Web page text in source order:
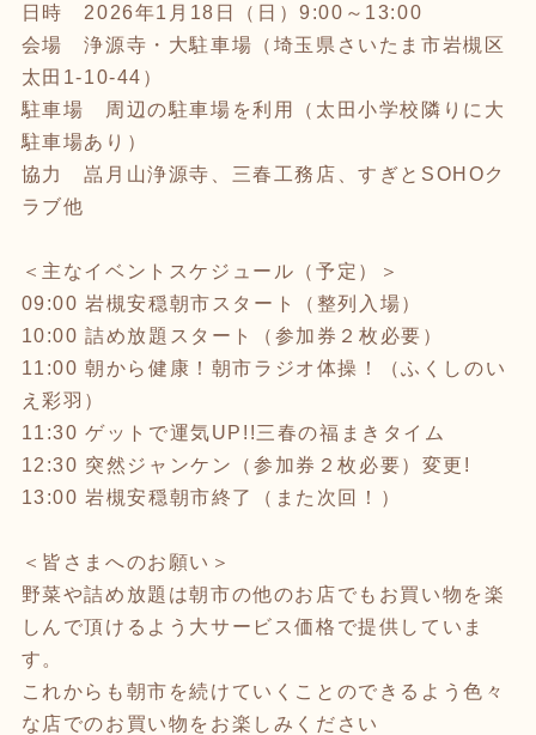
日時 2026年1月18日（日）9:00～13:00
会場 浄源寺・大駐車場（埼玉県さいたま市岩槻区
太田1-10-44）
駐車場 周辺の駐車場を利用（太田小学校隣りに大
駐車場あり）
協力 嵓月山浄源寺、三春工務店、すぎとSOHOク
ラブ他
＜主なイベントスケジュール（予定）＞
09:00 岩槻安穏朝市スタート（整列入場）
10:00 詰め放題スタート（参加券２枚必要）
11:00 朝から健康！朝市ラジオ体操！（ふくしのい
え彩羽）
11:30 ゲットで運気UP!!三春の福まきタイム
12:30 突然ジャンケン（参加券２枚必要）変更!
13:00 岩槻安穏朝市終了（また次回！）
＜皆さまへのお願い＞
野菜や詰め放題は朝市の他のお店でもお買い物を楽
しんで頂けるよう大サービス価格で提供していま
す。
これからも朝市を続けていくことのできるよう色々
な店でのお買い物をお楽しみください